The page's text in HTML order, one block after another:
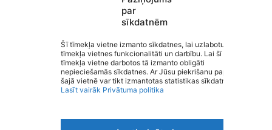
par
sīkdatnēm
Šī tīmekļa vietne izmanto sīkdatnes, lai uzlabotu
tīmekļa vietnes funkcionalitāti un darbību. Lai šī
tīmekļa vietne darbotos tā izmanto obligāti
nepieciešamās sīkdatnes. Ar Jūsu piekrišanu papildus
šajā vietnē var tikt izmantotas statistikas sīkdatnes.
Lasīt vairāk Privātuma politika
Valmieras Pārgaujas sākumskola